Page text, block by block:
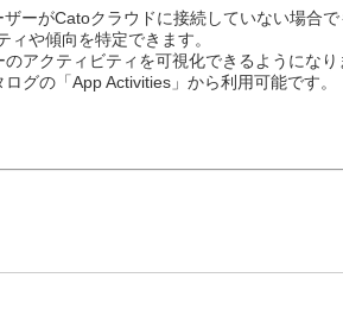
ーがCatoクラウドに接続していない場合
や傾向を特定できます。​
アクティビティを可視化できるようになり
グの「App Activities」から利用可能です。​